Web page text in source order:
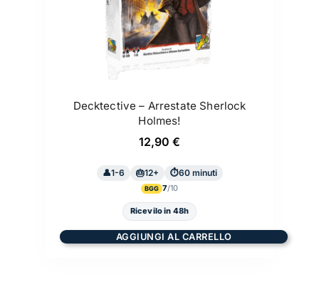
Decktective – Arrestate Sherlock
Holmes!
12,90 €
1-6 12+ 60 minuti
BGG 7
Ricevilo in 48h
AGGIUNGI AL CARRELLO